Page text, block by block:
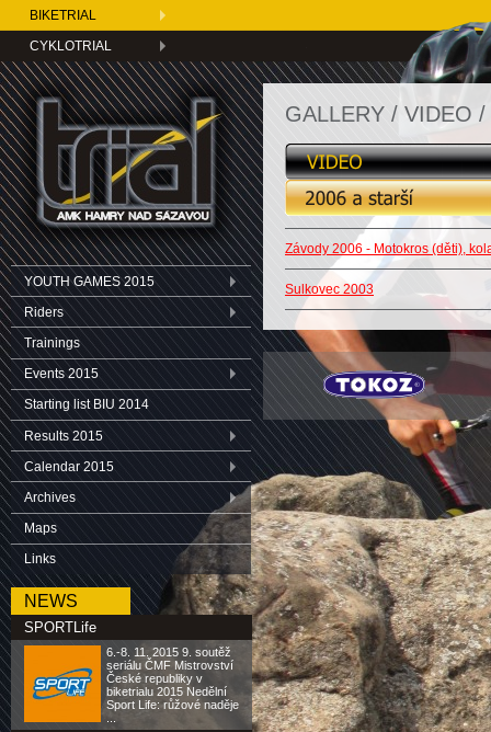
BIKETRIAL
CYKLOTRIAL
YOUTH GAMES 2015
Riders
Trainings
Events 2015
Starting list BIU 2014
Results 2015
Calendar 2015
Archives
Maps
Links
NEWS
SPORTLife
6.-8. 11. 2015 9. soutěž
seriálu ČMF Mistrovství
České republiky v
biketrialu 2015 Nedělní
Sport Life: růžové naděje
...
GALLERY / VIDEO
Závody 2006 - Motokros (děti),
Sulkovec 2003